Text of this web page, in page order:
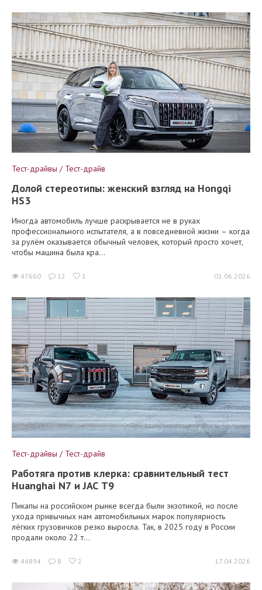
Тест-драйвы / Тест-драйв
Долой стереотипы: женский взгляд на Hongqi
HS3
Иногда автомобиль лучше раскрывается не в руках
профессионального испытателя, а в повседневной жизни – когда
за рулём оказывается обычный человек, который просто хочет,
чтобы машина была кра...
47660 12 1 01.06.2026
Тест-драйвы / Тест-драйв
Работяга против клерка: сравнительный тест
Huanghai N7 и JAC T9
Пикапы на российском рынке всегда были экзотикой, но после
ухода привычных нам автомобильных марок популярность
лёгких грузовичков резко выросла. Так, в 2025 году в России
продали около 22 т...
44894 8 2 17.04.2026